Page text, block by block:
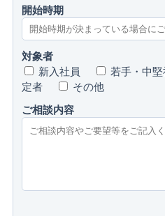
開始時期
対象者
新入社員 若手・中堅
定者
その他
ご相談内容